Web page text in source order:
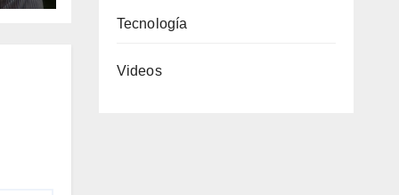
Tecnología
Videos